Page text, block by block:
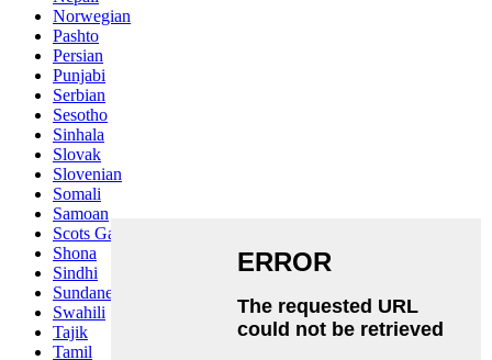
Norwegian
Pashto
Persian
Punjabi
Serbian
Sesotho
Sinhala
Slovak
Slovenian
Somali
Samoan
Scots Gaelic
Shona
Sindhi
Sundanese
Swahili
Tajik
Tamil